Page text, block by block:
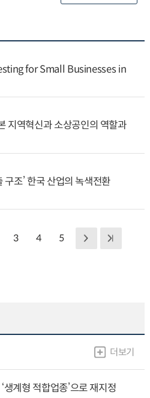
for Small Businesses in
지역혁신과 소상공인의 역할과
구조’ 한국 산업의 녹색전환
3 4 5
더보기
생계형 적합업종’으로 재지정